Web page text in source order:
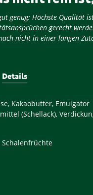
genug: Höchste Qualität
gerecht
nicht in einer langen
Details
Kakaobutter, Emulgator
(Schellack),